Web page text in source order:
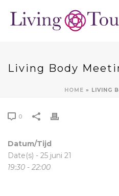
Living Body
HOME » LIVING
0
Datum/Tijd
Date(s) - 25 juni 21
19:30 - 22:00